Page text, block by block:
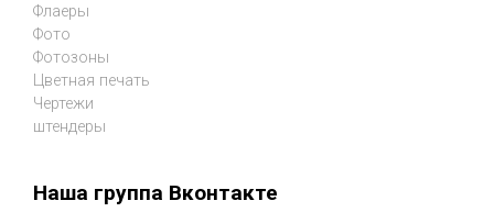
Флаеры
Фото
Фотозоны
Цветная печать
Чертежи
штендеры
Наша группа Вконтакте